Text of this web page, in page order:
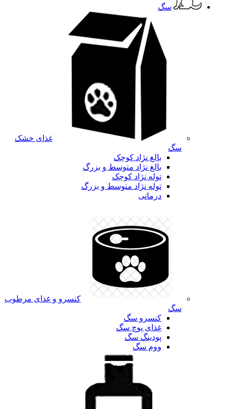
سگ
غذای خشک
سگ
بالغ نژاد کوچک
بالغ نژاد متوسط و بزرگ
توله نژاد کوچک
توله نژاد متوسط و بزرگ
درمانی
کنسرو و غذای مرطوب
سگ
کنسرو سگ
غذای پوچ سگ
پودینگ سگ
ووم سگ